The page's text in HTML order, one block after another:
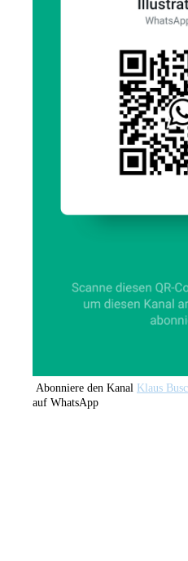
Abonniere den Kanal Klaus
auf WhatsApp